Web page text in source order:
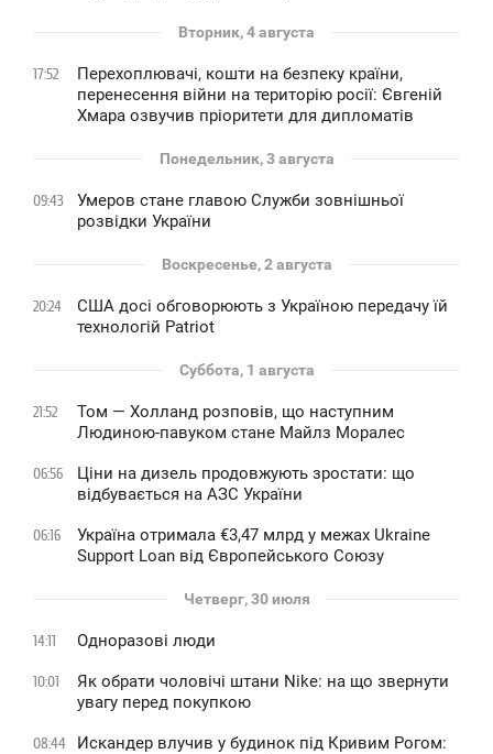
Вторник, 4 августа
17:52
Перехоплювачі, кошти на безпеку країни,
перенесення війни на територію росії: Євгеній
Хмара озвучив пріоритети для дипломатів
Понедельник, 3 августа
09:43
Умеров стане главою Служби зовнішньої
розвідки України
Воскресенье, 2 августа
20:24
США досі обговорюють з Україною передачу їй
технологій Patriot
Суббота, 1 августа
21:52
Том — Холланд розповів, що наступним
Людиною-павуком стане Майлз Моралес
06:56
Ціни на дизель продовжують зростати: що
відбувається на АЗС України
06:16
Україна отримала €3,47 млрд у межах Ukraine
Support Loan від Європейського Союзу
Четверг, 30 июля
14:11 Одноразові люди
10:01
Як обрати чоловічі штани Nike: на що звернути
увагу перед покупкою
08:44
Искандер влучив у будинок під Кривим Рогом: